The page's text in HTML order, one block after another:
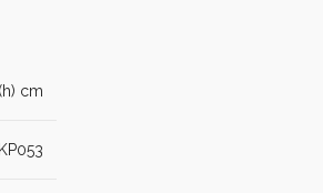
cm
KP053